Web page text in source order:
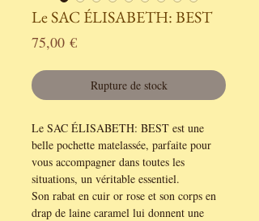
Le SAC ÉLISABETH: BEST
75,00 €Prix
Rupture de stock
Le SAC ÉLISABETH: BEST est une
belle pochette matelassée, parfaite pour
vous accompagner dans toutes les
situations, un véritable essentiel.
Son rabat en cuir or rose et son corps en
drap de laine caramel lui donnent une